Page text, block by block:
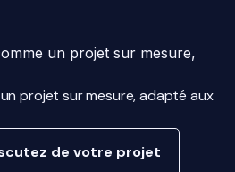
un projet sur mesure,
projet sur mesure, adapté aux
de votre projet